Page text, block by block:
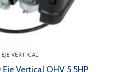
VERTICAL
Vertical OHV 5,5HP